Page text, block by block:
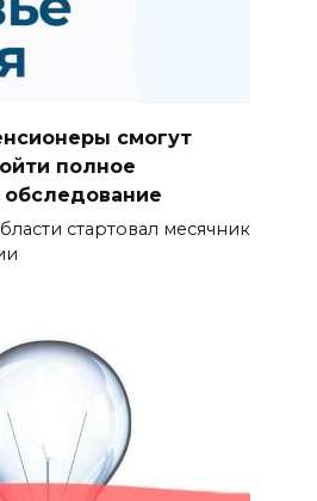
смогут
полное
стартовал месячник